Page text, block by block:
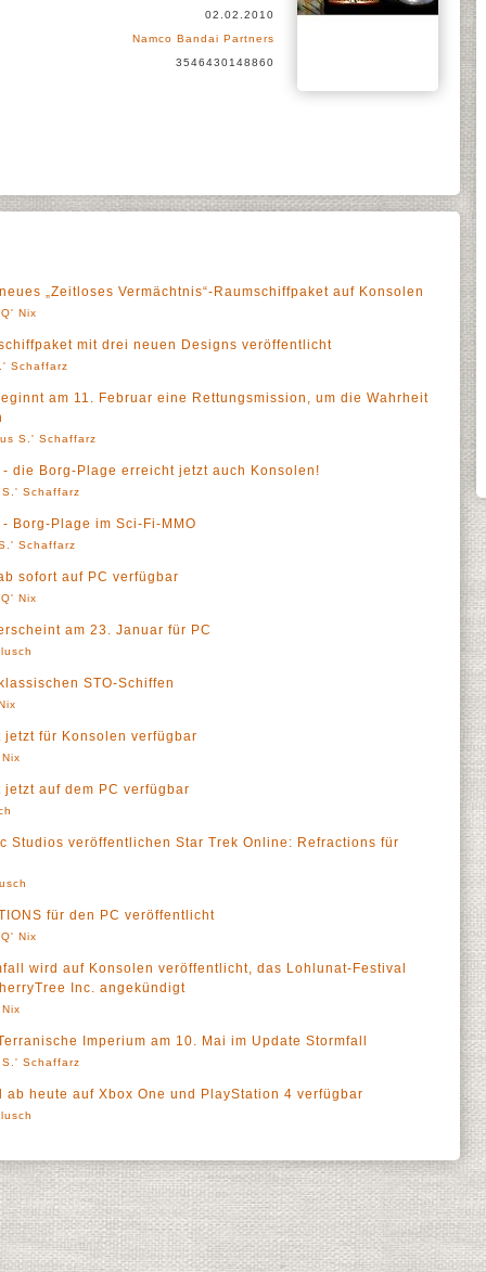
02.02.2010
Namco Bandai Partners
3546430148860
„Zeitloses Vermächtnis“-Raumschiffpaket auf Konsolen
Nix
mit drei neuen Designs veröffentlicht
Schaffarz
am 11. Februar eine Rettungsmission, um die Wahrheit
S.' Schaffarz
die Borg-Plage erreicht jetzt auch Konsolen!
S.' Schaffarz
Borg-Plage im Sci-Fi-MMO
Schaffarz
sofort auf PC verfügbar
Nix
am 23. Januar für PC
STO-Schiffen
für Konsolen verfügbar
auf dem PC verfügbar
Studios veröffentlichen Star Trek Online: Refractions für
für den PC veröffentlicht
Nix
wird auf Konsolen veröffentlicht, das Lohlunat-Festival
Inc. angekündigt
Imperium am 10. Mai im Update Stormfall
S.' Schaffarz
heute auf Xbox One und PlayStation 4 verfügbar